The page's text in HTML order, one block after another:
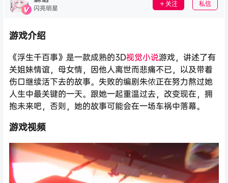
闪亮明星 关注 私信
游戏介绍
《浮生千百事》是一款成熟的3D视觉小说游戏，讲述了有
关姐妹情谊，母女情，因他人离世而悲痛不已，以及带着
伤口继续活下去的故事。失败的编剧朱侬正在努力熬过她
人生中最关键的一天。跟她一起重温过去，改变现在，拥
抱未来吧，否则，她的故事可能会在一场车祸中落幕。
游戏视频